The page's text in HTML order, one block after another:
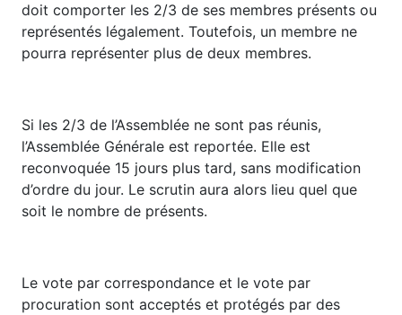
doit comporter les 2/3 de ses membres présents ou
représentés légalement. Toutefois, un membre ne
pourra représenter plus de deux membres.
Si les 2/3 de l’Assemblée ne sont pas réunis,
l’Assemblée Générale est reportée. Elle est
reconvoquée 15 jours plus tard, sans modification
d’ordre du jour. Le scrutin aura alors lieu quel que
soit le nombre de présents.
Le vote par correspondance et le vote par
procuration sont acceptés et protégés par des